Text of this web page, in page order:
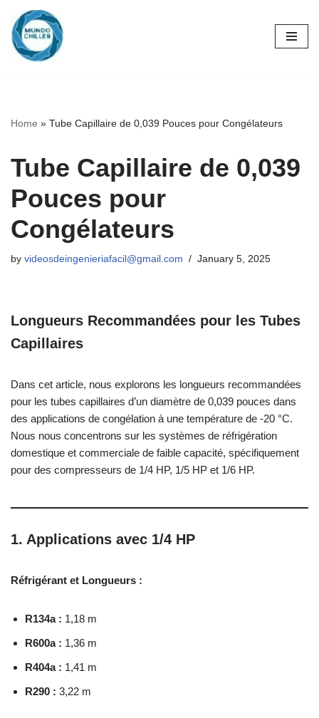
Skip
to
Home » Tube Capillaire de 0,039 Pouces pour Congélateurs
Tube Capillaire de 0,039
Pouces pour
Congélateurs
by videosdeingenieriafacil@gmail.com January 5, 2025
Longueurs Recommandées pour les Tubes
Capillaires
Dans cet article, nous explorons les longueurs recommandées
pour les tubes capillaires d’un diamètre de 0,039 pouces dans
des applications de congélation à une température de -20 °C.
Nous nous concentrons sur les systèmes de réfrigération
domestique et commerciale de faible capacité, spécifiquement
pour des compresseurs de 1/4 HP, 1/5 HP et 1/6 HP.
1. Applications avec 1/4 HP
Réfrigérant et Longueurs :
R134a : 1,18 m
R600a : 1,36 m
R404a : 1,41 m
R290 : 3,22 m